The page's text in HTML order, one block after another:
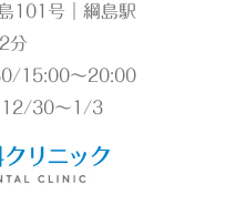
101号｜綱島駅
分
15:00～20:00
12/30～1/3